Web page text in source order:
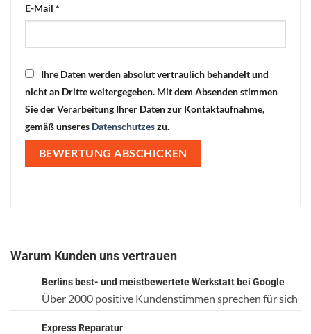
E-Mail *
Ihre Daten werden absolut vertraulich behandelt und
nicht an Dritte weitergegeben. Mit dem Absenden stimmen
Sie der Verarbeitung Ihrer Daten zur Kontaktaufnahme,
gemäß unseres Datenschutzeszu.
Warum Kunden uns vertrauen
Berlins best- und meistbewertete Werkstatt bei Google
Über 2000 positive Kundenstimmen sprechen für sich
Express Reparatur